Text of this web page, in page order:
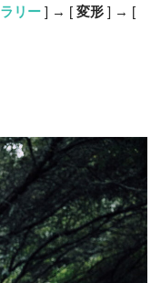
リー] → [ 変形] → [